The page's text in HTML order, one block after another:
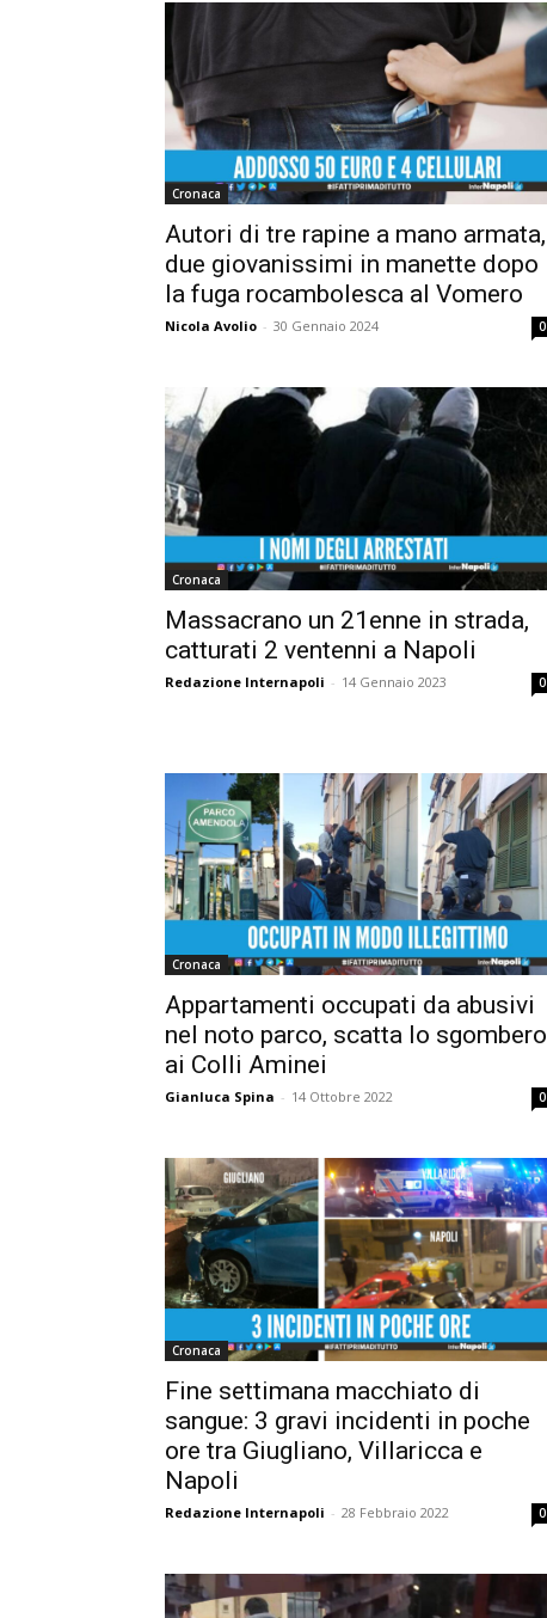
Cronaca
Autori di tre rapine a mano armata,
due giovanissimi in manette dopo
la fuga rocambolesca al Vomero
Nicola Avolio - 30 Gennaio 2024 0
Cronaca
Massacrano un 21enne in strada,
catturati 2 ventenni a Napoli
Redazione Internapoli - 14 Gennaio 2023 0
Cronaca
Appartamenti occupati da abusivi
nel noto parco, scatta lo sgombero
ai Colli Aminei
Gianluca Spina - 14 Ottobre 2022 0
Cronaca
Fine settimana macchiato di
sangue: 3 gravi incidenti in poche
ore tra Giugliano, Villaricca e
Napoli
Redazione Internapoli - 28 Febbraio 2022 0